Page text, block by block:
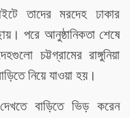
তাদের মরদেহ ঢাকার
পরে আনুষ্ঠানিকতা শেষে
চট্টগ্রামের রাঙ্গুনিয়া
নিয়ে যাওয়া হয়।
বাড়িতে ভিড় করেন